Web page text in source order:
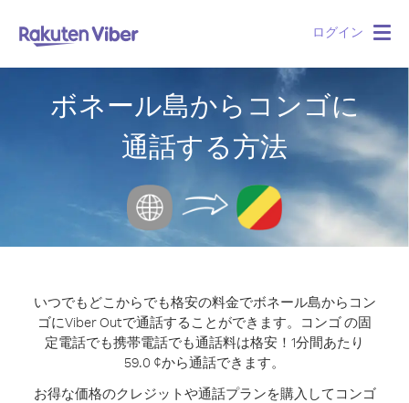
ログイン
ボネール島からコンゴに
通話する方法
いつでもどこからでも格安の料金でボネール島からコン
ゴにViber Outで通話することができます。
コンゴ の固
定電話でも携帯電話でも通話料は格安！1分間あたり
59.0 ¢から通話できます。
お得な価格のクレジットや通話プランを購入してコンゴ